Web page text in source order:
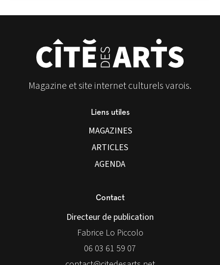
Magazine et site internet culturels varois.
Liens utiles
MAGAZINES
ARTICLES
AGENDA
Contact
Directeur de publication
Fabrice Lo Piccolo
06 03 61 59 07